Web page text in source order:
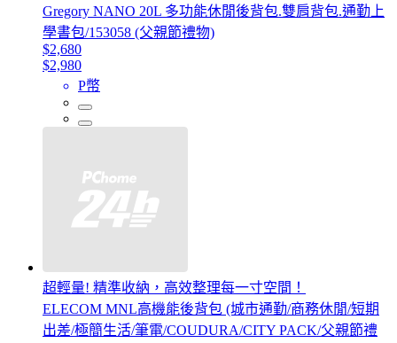
Gregory NANO 20L 多功能休閒後背包.雙肩背包.通勤上
學書包/153058 (父親節禮物)
$2,680
$2,980
P幣
超輕量! 精準收納，高效整理每一寸空間！
ELECOM MNL高機能後背包 (城市通勤/商務休閒/短期
出差/極簡生活/筆電/COUDURA/CITY PACK/父親節禮